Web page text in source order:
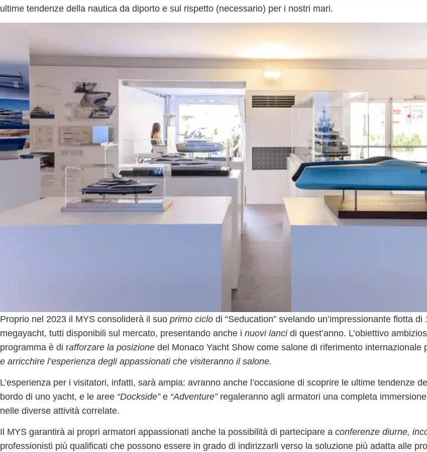
ultime tendenze della nautica da diporto e sul rispetto (necessario) per i nostri mari.
Proprio nel 2023 il MYS consoliderà il suo primo ciclo di “Seducation” svelando un’impressionante flotta di
megayacht, tutti disponibili sul mercato, presentando anche i nuovi lancidi quest’anno. L’obiettivo
programma è di rafforzare la posizione del Monaco Yacht Show come salone di riferimento internazionale
e arricchire l’esperienza degli appassionati che visiteranno il salone.
L’esperienza per i visitatori, infatti, sarà ampia: avranno anche l’occasione di scoprire le ultime tendenze
bordo di uno yacht, e le aree “Dockside”e “Adventure”regaleranno agli armatori una completa
nelle diverse attività correlate.
Il MYS garantirà ai propri armatori appassionati anche la possibilità di partecipare a conferenze diurne,
professionisti più qualificati che possono essere in grado di indirizzarli verso la soluzione più adatta alle